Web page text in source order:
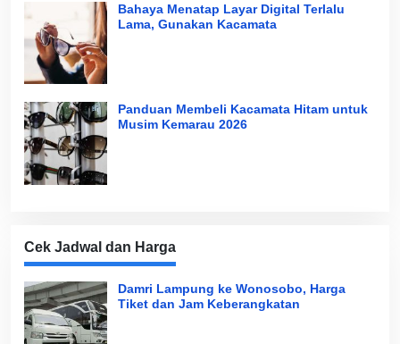
Bahaya Menatap Layar Digital Terlalu
Lama, Gunakan Kacamata
Panduan Membeli Kacamata Hitam untuk
Musim Kemarau 2026
Cek Jadwal dan Harga
Damri Lampung ke Wonosobo, Harga
Tiket dan Jam Keberangkatan